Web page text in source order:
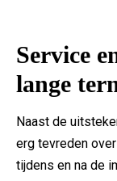
Service
lange
Naast de
erg tevreden
tijdens en na de